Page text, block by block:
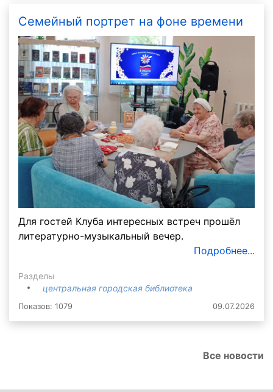
Семейный портрет на фоне времени
Для гостей Клуба интересных встреч прошёл
литературно-музыкальный вечер.
Подробнее...
Разделы
центральная городская библиотека
Показов: 1079 09.07.2026
Все новости